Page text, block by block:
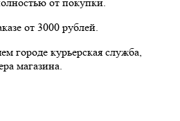
от 3000 рублей.
городе курьерская служба,
магазина.